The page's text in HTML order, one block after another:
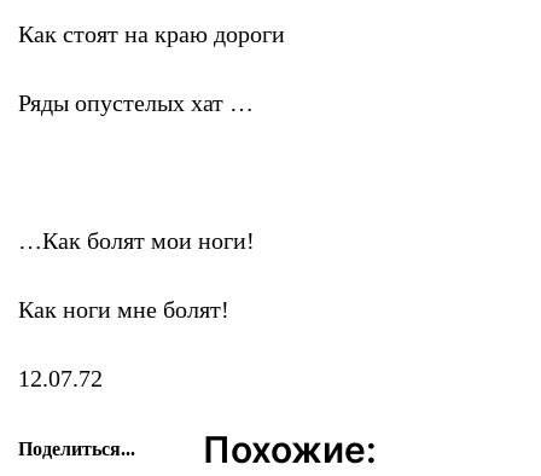
Как стоят на краю дороги
Ряды опустелых хат …
…Как болят мои ноги!
Как ноги мне болят!
12.07.72
Поделиться... Похожие: